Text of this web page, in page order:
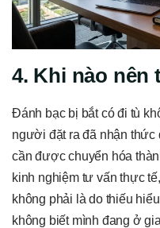
4. Khi nào
Đánh bạc bị bắt có đi tù
người đặt ra đã nhận
cần được chuyển hóa
kinh nghiệm tư vấn thực
không phải là do thiếu
không biết mình đang ở